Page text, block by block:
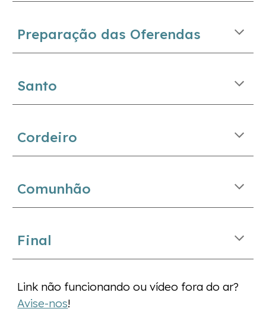
Preparação das Oferendas
Santo
Cordeiro
Comunhão
Final
Link não funcionando ou vídeo fora do ar?
Avise-nos!